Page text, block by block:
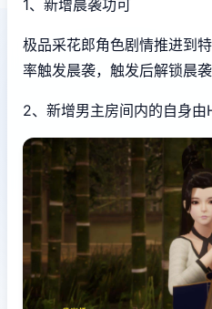
1、新增晨袭功可
极品采花郎角色剧情推进到
率触发晨袭，触发后解锁晨
2、新增男主房间内的自身由